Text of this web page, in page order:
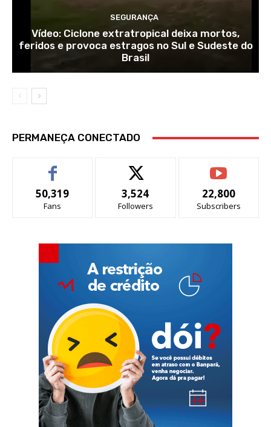
SEGURANÇA
Vídeo: Ciclone extratropical deixa mortos,
feridos e provoca estragos no Sul e Sudeste do
Brasil
PERMANEÇA CONECTADO
50,319
Fans
3,524
Followers
22,800
Subscribers